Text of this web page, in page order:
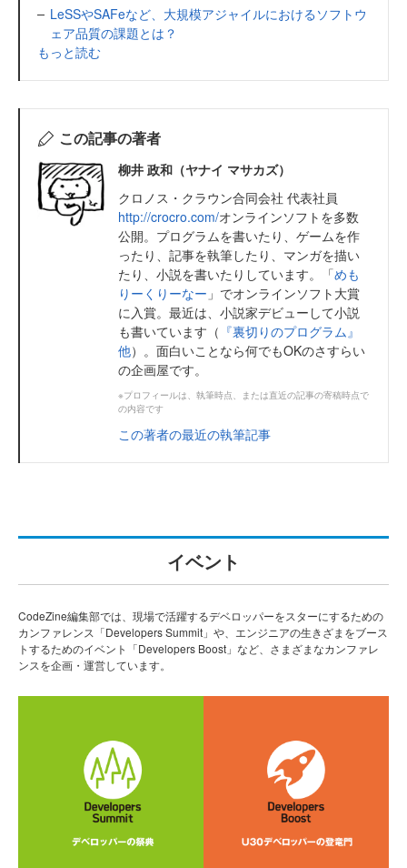
LeSSやSAFeなど、大規模アジャイルにおけるソフトウ
ェア品質の課題とは？
もっと読む
この記事の著者
柳井 政和（ヤナイ マサカズ）
クロノス・クラウン合同会社 代表社員
http://crocro.com/オンラインソフトを多数
公開。プログラムを書いたり、ゲームを作
ったり、記事を執筆したり、マンガを描い
たり、小説を書いたりしています。「めも
りーくりーなー 」でオンラインソフト大賞
に入賞。最近は、小説家デビューして小説
も書いています（ 『裏切りのプログラム』
他）。面白いことなら何でもOKのさすらい
の企画屋です。
※プロフィールは、執筆時点、または直近の記事の寄稿時点で
の内容です
この著者の最近の執筆記事
イベント
CodeZine編集部では、現場で活躍するデベロッパーをスターにするための
カンファレンス「Developers Summit」や、エンジニアの生きざまをブース
トするためのイベント「Developers Boost」など、さまざまなカンファレ
ンスを企画・運営しています。